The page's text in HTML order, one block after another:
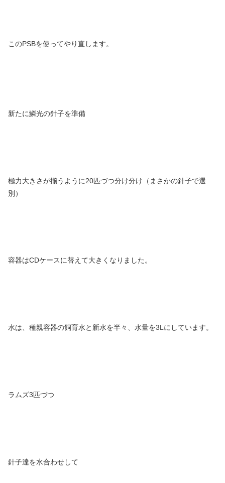
このPSBを使ってやり直します。
新たに鱗光の針子を準備
極力大きさが揃うように20匹づつ分け分け（まさかの針子で選
別）
容器はCDケースに替えて大きくなりました。
水は、種親容器の飼育水と新水を半々、水量を3Lにしています。
ラムズ3匹づつ
針子達を水合わせして